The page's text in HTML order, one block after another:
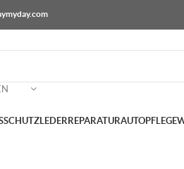
LEDERREPARATURAUTOPFLEGE